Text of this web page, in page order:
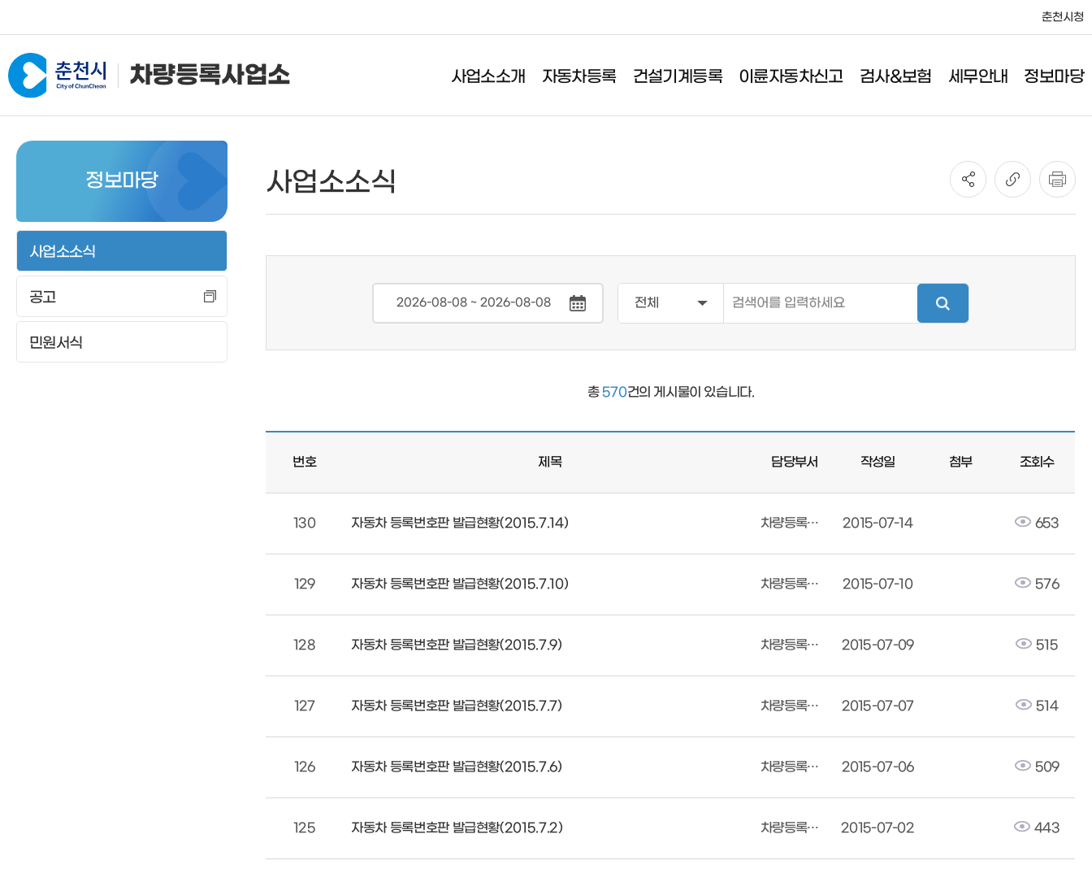
춘천시청
차량등록사업소 사업소소개
사업소소개
전화번호
위치안내
자동차등록
이전등록
임시운행
등록말소
자가용화물자동차 사용신
자동차등록증 재교부
건설기계등록
신규등록
등록사항변경
저당권등록/말소
이륜자동차신고
이륜자동차 정기검사
검사&보험
자동차의무보험
세무안내
취등록세/공채매입비율
정보마당
사업소소식
공고
정보마당
사업소소식
공고
민원서식
사업소소식
총570건의 게시물이 있습니다.
번호 제목 담당부서 작성일 첨부 조회수
130 자동차 등록번호판 발급현황(2015.7.14) 차량등록사업소 2015-07-14 653
129 자동차 등록번호판 발급현황(2015.7.10) 차량등록사업소 2015-07-10 576
128 자동차 등록번호판 발급현황(2015.7.9) 차량등록사업소 2015-07-09 515
127 자동차 등록번호판 발급현황(2015.7.7) 차량등록사업소 2015-07-07 514
126 자동차 등록번호판 발급현황(2015.7.6) 차량등록사업소 2015-07-06 509
125 자동차 등록번호판 발급현황(2015.7.2) 차량등록사업소 2015-07-02 443